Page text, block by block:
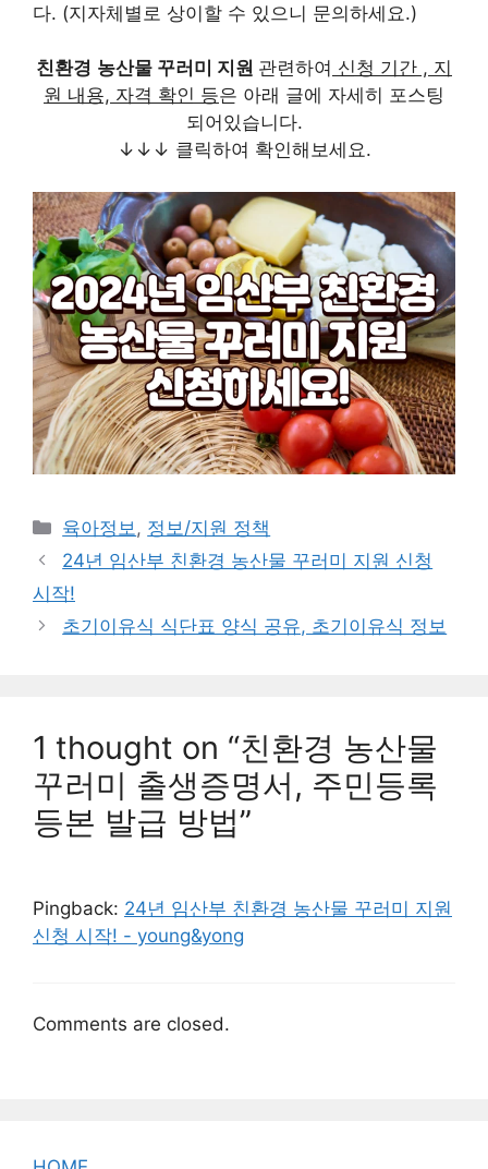
다. (지자체별로 상이할 수 있으니 문의하세요.)
친환경 농산물 꾸러미 지원 관련하여 신청 기간 , 지
원 내용, 자격 확인 등은 아래 글에 자세히 포스팅
되어있습니다.
↓↓↓ 클릭하여 확인해보세요.
Categories
육아정보 , 정보/지원 정책
24년 임산부 친환경 농산물 꾸러미 지원 신청
시작!
초기이유식 식단표 양식 공유, 초기이유식 정보
1 thought on “친환경 농산물
꾸러미 출생증명서, 주민등록
등본 발급 방법”
Pingback: 24년 임산부 친환경 농산물 꾸러미 지원
신청 시작! - young&yong
Comments are closed.